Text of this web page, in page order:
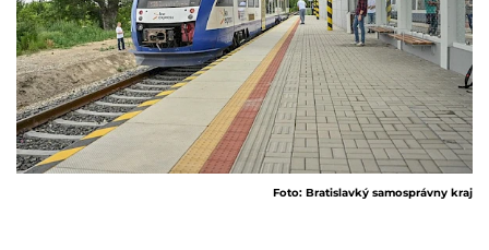
Foto: Bratislavký samosprávny kraj